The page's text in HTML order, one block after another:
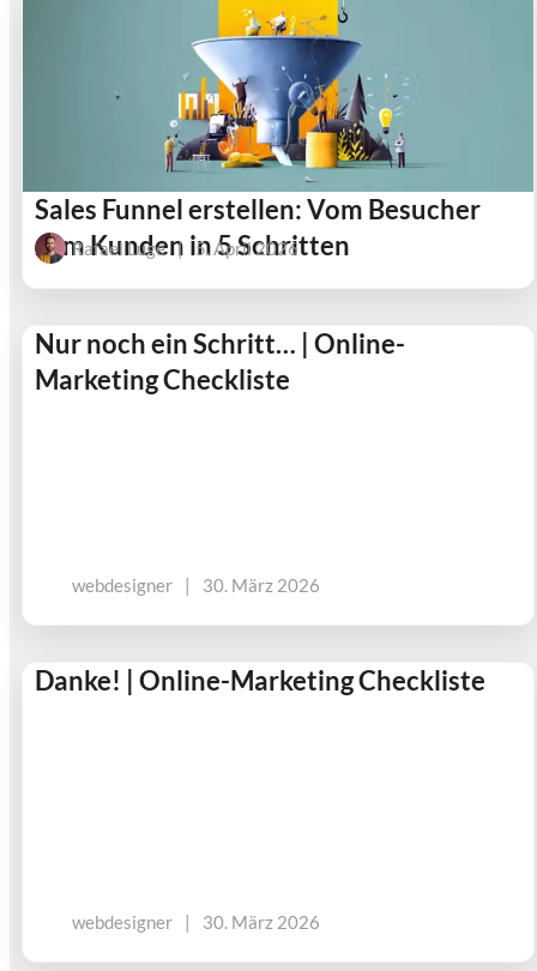
Sales Funnel erstellen: Vom Besucher
zum Kunden in 5 Schritten
Rafael Luge | 5. April 2026
Nur noch ein Schritt… | Online-
Marketing Checkliste
webdesigner | 30. März 2026
Danke! | Online-Marketing Checkliste
webdesigner | 30. März 2026